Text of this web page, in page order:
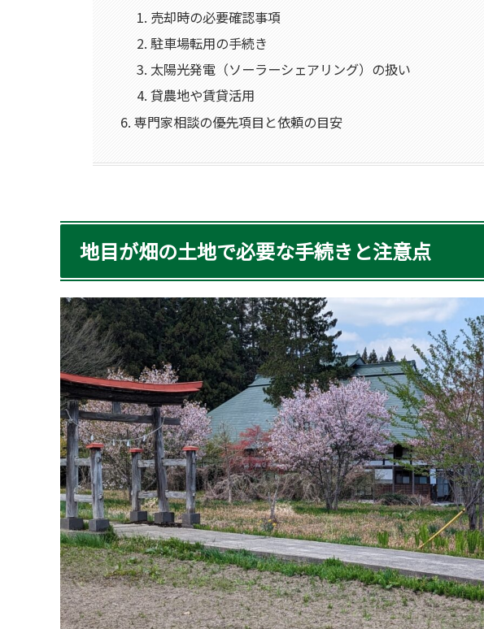
売却時の必要確認事項
駐車場転用の手続き
太陽光発電（ソーラーシェアリング）の扱い
貸農地や賃貸活用
専門家相談の優先項目と依頼の目安
地目が畑の土地で必要な手続きと注意点